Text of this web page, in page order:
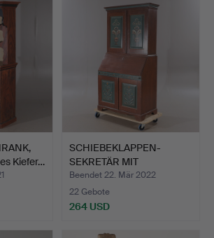
Kiefer…
SCHIEBEKLAPPEN-
SEKRETÄR MIT
AUFSATZSCHRANK…
Beendet 22. Mär 2022
22 Gebote
264 USD